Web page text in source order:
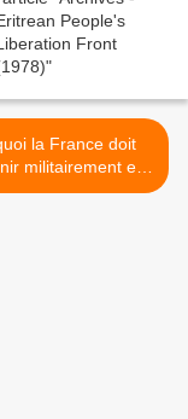
la France doit
militairement en
Patrick Besson lu